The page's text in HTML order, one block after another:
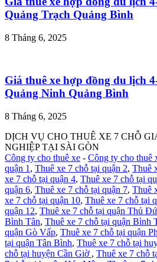
Quảng Trạch Quảng Bình
8 Tháng 6, 2025
Giá thuê xe hợp đồng du lịch
Quảng Ninh Quảng Bình
8 Tháng 6, 2025
DỊCH VỤ CHO THUÊ XE 7 CHỖ
NGHIỆP TẠI SÀI GÒN
Công ty cho thuê xe - Công ty cho thuê
quận 1 , Thuê xe 7 chỗ tại quận 2, Thuê
xe 7 chỗ tại quận 4, Thuê xe 7 chỗ tại
quận 6, Thuê xe 7 chỗ tại quận 7, Thuê
xe 7 chỗ tại quận 10, Thuê xe 7 chỗ tại
quận 12, Thuê xe 7 chỗ tại quận Thủ
Bình Tân, Thuê xe 7 chỗ tại quận Bình
quận Gò Vấp, Thuê xe 7 chỗ tại quận
tại quận Tân Bình, Thuê xe 7 chỗ tại
chỗ tại huyện Cần Giờ , Thuê xe 7 chỗ